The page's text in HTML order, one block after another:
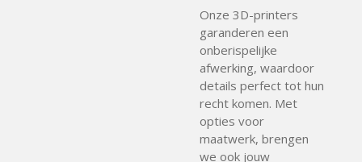
Onze 3D-printers
garanderen een
onberispelijke
afwerking, waardoor
details perfect tot hun
recht komen. Met
opties voor
maatwerk, brengen
we ook jouw